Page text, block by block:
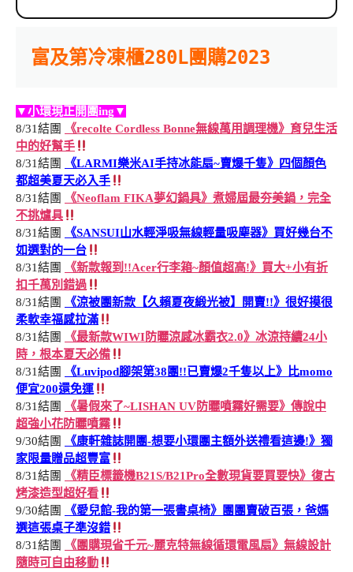
富及第冷凍櫃280L團購2023
▼小環現正開團ing▼
8/31結團
《recolte Cordless Bonne無線萬用調理機》育兒生活
中的好幫手
8/31結團
《LARMI樂米AI手持冰能扇~賣爆千隻》四個顏色
都超美夏天必入手
8/31結團
《Neoflam FIKA夢幻鍋具》煮婦屆最夯美鍋，完全
不挑爐具
8/31結團
《SANSUI山水輕淨吸無線輕量吸塵器》買好幾台不
如選對的一台
8/31結團
《新款報到!!Acer行李箱~顏值超高!》買大+小有折
扣千萬別錯過
8/31結團
《涼被團新款【久賴夏夜緞光被】開賣!!》很好摸很
柔軟幸福感拉滿
8/31結團
《最新款WIWI防曬涼感冰霸衣2.0》冰涼持續24小
時，根本夏天必備
8/31結團
《Luvipod腳架第38團!!已賣爆2千隻以上》比momo
便宜200還免運
8/31結團
《暑假來了~LISHAN UV防曬噴霧好需要》傳說中
超強小花防曬噴霧
9/30結團
《康軒雜誌開團-想要小環團主額外送禮看這邊!》獨
家限量贈品超豐富
8/31結團
《精臣標籤機B21S/B21Pro全數現貨要買要快》復古
烤漆造型超好看
9/30結團
《愛兒館-我的第一張書桌椅》團團賣破百張，爸媽
選這張桌子準沒錯
8/31結團
《團購現省千元~麗克特無線循環電風扇》無線設計
隨時可自由移動